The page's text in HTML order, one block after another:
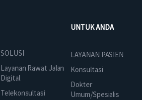
SOLUSI
Layanan Rawat Jalan
Digital
Telekonsultasi
UNTUK ANDA
LAYANAN PASIEN
Konsultasi
Dokter
Umum/Spesialis